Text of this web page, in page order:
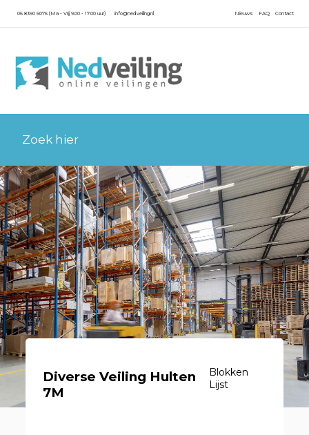
06 8390 6076 (Ma - Vrij 9.00 - 17.00 uur) info@nedveiling.nl Contact
FAQ
Nieuws
Diverse Veiling Hulten
7M
Blokken
Lijst